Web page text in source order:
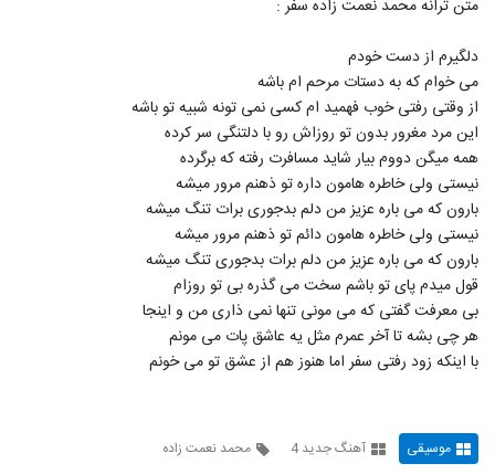
5317
5318
۲۶۰ بازدید
5319
دانلود آهنگ علیرضا عطایی نمیدانم
۲۸۵ بازدید
5320
شکیب آهنگ یکی به دو
۳۵۰ بازدید
5321
دانلود آهنگ دل دیوونه از شاهین ملک پور
5322
متن ترانه محمد نعمت زاده سفر :
دلگیرم از دست خودم
می خوام که به دستات مرحم ام باشه
از وقتی رفتی خوب فهمید ام کسی نمی تونه شبیه تو باشه
این مرد مغرور بدون تو روزاش رو با دلتنگی سر کرده
همه میگن دووم بیار شاید مسافرت رفته که برگرده
نیستی ولی خاطره هامون داره تو ذهنم مرور میشه
بارون که می باره عزیز من دلم بدجوری برات تنگ میشه
نیستی ولی خاطره هامون دائم تو ذهنم مرور میشه
بارون که می باره عزیز من دلم برات بدجوری تنگ میشه
قول میدم پای تو باشم سخت می گذره بی تو روزام
بی معرفت گفتی که می مونی تنها نمی ذاری من و اینجا
هر چی بشه تا آخر عمرم مثل یه عاشق پات می مونم
با اینکه زود رفتی سفر اما هنوز هم از عشق تو می خونم
موسیقی آهنگ جدید 4
محمد نعمت زاده